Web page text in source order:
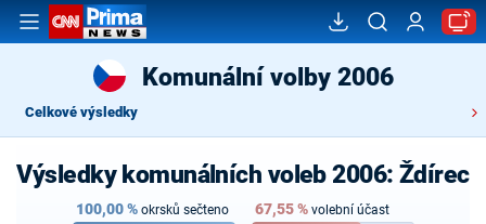
Komunální volby 2006
Celkové výsledky
Výsledky komunálních voleb 2006: Ždírec
100,00% okrsků sečteno 67,55% volební účast